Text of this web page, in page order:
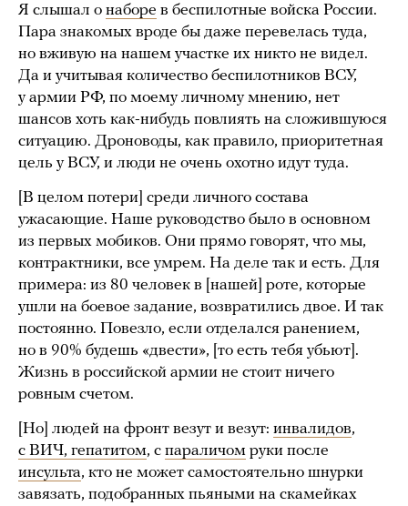
Я слышал о наборе в беспилотные войска России.
Пара знакомых вроде бы даже перевелась туда,
но вживую на нашем участке их никто не видел.
Да и учитывая количество беспилотников ВСУ,
у армии РФ, по моему личному мнению, нет
шансов хоть как-нибудь повлиять на сложившуюся
ситуацию. Дроноводы, как правило, приоритетная
цель у ВСУ, и люди не очень охотно идут туда.
[В целом потери] среди личного состава
ужасающие. Наше руководство было в основном
из первых мобиков. Они прямо говорят, что мы,
контрактники, все умрем. На деле так и есть. Для
примера: из 80 человек в [нашей] роте, которые
ушли на боевое задание, возвратились двое. И так
постоянно. Повезло, если отделался ранением,
но в 90% будешь «двести», [то есть тебя убьют].
Жизнь в российской армии не стоит ничего
ровным счетом.
[Но] людей на фронт везут и везут: инвалидов,
с ВИЧ, гепатитом, с параличом руки после
инсульта, кто не может самостоятельно шнурки
завязать, подобранных пьяными на скамейках